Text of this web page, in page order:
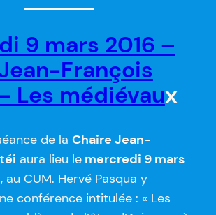
9 mars 2016 –
François
Les médiévaux
de la Chaire Jean-
aura lieu lemercredi 9 mars
, au CUM. Hervé Pasqua y
conférence intitulée : « Les